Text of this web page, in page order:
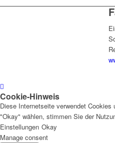
Cookie-Hinweis
Diese Internetseite verwendet
"Okay" wählen, stimmen Sie der
Einstellungen Okay
Manage consent